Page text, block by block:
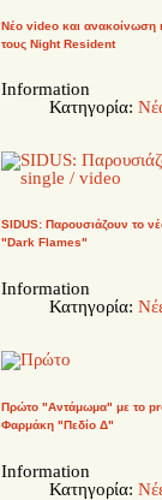
Νέο video και ανακοίνωση
τους Night Resident
Information
Κατηγορία:
SIDUS: Παρουσιάζουν το
"Dark Flames"
Information
Κατηγορία:
Πρώτο "Αντάμωμα" με το
Φαρμάκη "Πεδίο Δ"
Information
Κατηγορία: